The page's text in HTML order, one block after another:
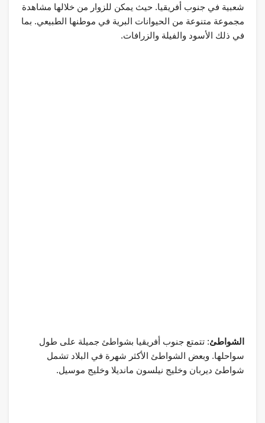
شعبية في جنوب أفريقيا. حيث يمكن للزوار من خلالها مشاهدة
مجموعة متنوعة من الحيوانات البرية في موطنها الطبيعي. بما
في ذلك الأسود والفيلة والزرافات.
الشواطئ: تتمتع جنوب أفريقيا بشواطئ جميلة على طول
سواحلها. وبعض الشواطئ الأكثر شهرة في البلاد تشمل
شواطئ ديربان وخليج نيلسون مانديلا وخليج موسيل.